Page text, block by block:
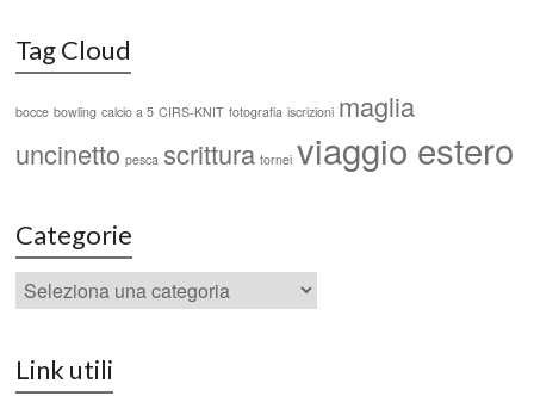
Tag Cloud
bocce bowling calcio a 5 CIRS-KNIT fotografia iscrizioni maglia
uncinetto pesca scrittura tornei viaggio estero
Categorie
Link utili